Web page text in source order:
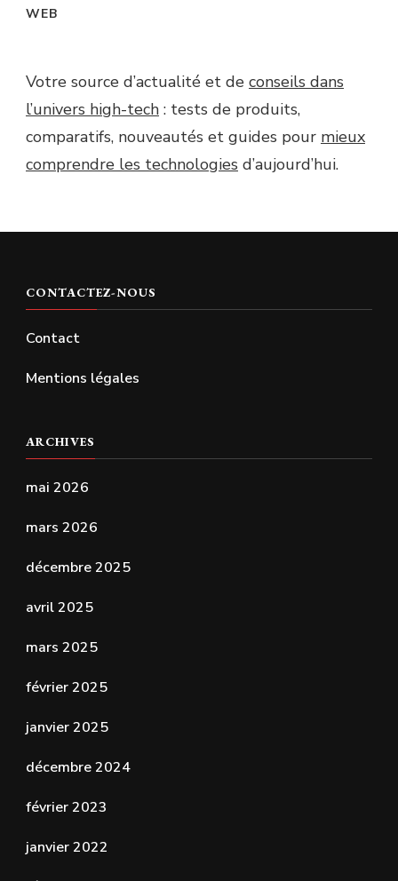
WEB
Votre source d’actualité et de conseils dans
l’univers high-tech : tests de produits,
comparatifs, nouveautés et guides pour mieux
comprendre les technologies d’aujourd’hui.
CONTACTEZ-NOUS
Contact
Mentions légales
ARCHIVES
mai 2026
mars 2026
décembre 2025
avril 2025
mars 2025
février 2025
janvier 2025
décembre 2024
février 2023
janvier 2022